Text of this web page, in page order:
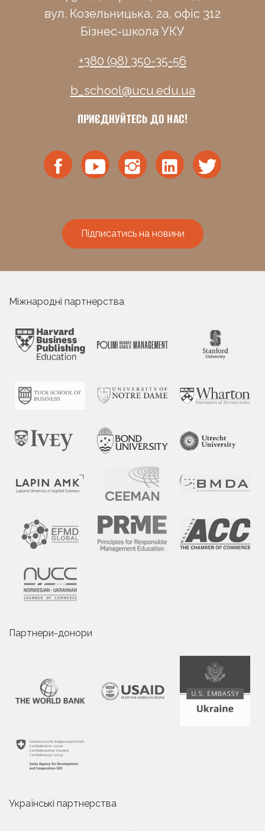
вул. Козельницька, 2а, офіс 312
Бізнес-школа УКУ
+380 (98) 350-35-56
b_school@ucu.edu.ua
ПРИЄДНУЙТЕСЬ ДО НАС!
Підписатись на новини
Міжнародні партнерства
Партнери-донори
Українські партнерства